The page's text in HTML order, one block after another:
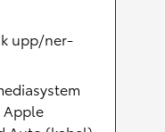
upp/ner-
Apple